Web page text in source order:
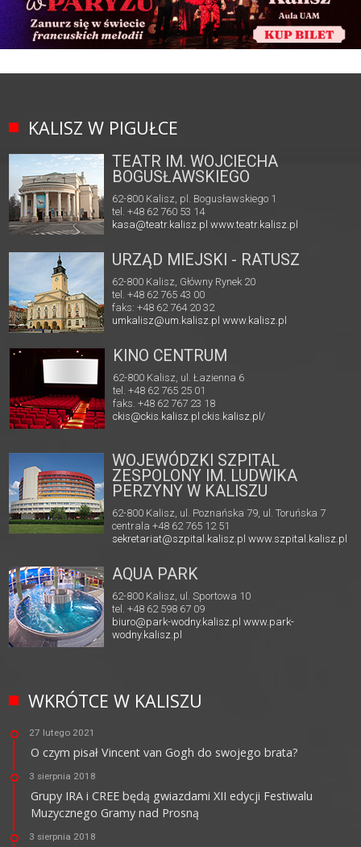
KALISZ W PIGUŁCE
TEATR IM. WOJCIECHA
BOGUSŁAWSKIEGO
62-800 Kalisz, pl. Bogusławskiego 1
tel. +48 62 760 53 14
kasa@teatr.kalisz.pl www.teatr.kalisz.pl
URZĄD MIEJSKI - RATUSZ
62-800 Kalisz, Główny Rynek 20
tel. +48 62 765 43 00
faks: +48 62 764 20 32
umkalisz@um.kalisz.plwww.kalisz.pl
KINO CENTRUM
62-800 Kalisz, ul. Łazienna 6
tel. +48 62 765 25 01
faks. +48 62 767 23 18
ckis@ckis.kalisz.pl ckis.kalisz.pl/
WOJEWÓDZKI SZPITAL
ZESPOLONY IM. LUDWIKA
PERZYNY W KALISZU
62-800 Kalisz, ul. Poznańska 79, ul. Toruńska 7
centrala +48 62 765 12 51
sekretariat@szpital.kalisz.pl www.szpital.kalisz.pl
AQUA PARK
62-800 Kalisz, ul. Sportowa 10
tel. +48 62 598 67 09
biuro@park-wodny.kalisz.pl www.park-
wodny.kalisz.pl
WKRÓTCE W KALISZU
27 lutego 2021
O czym pisał Vincent van Gogh do swojego brata?
3 sierpnia 2018
Grupy IRA i CREE będą gwiazdami XII edycji Festiwalu
Muzycznego Gramy nad Prosną
3 sierpnia 2018